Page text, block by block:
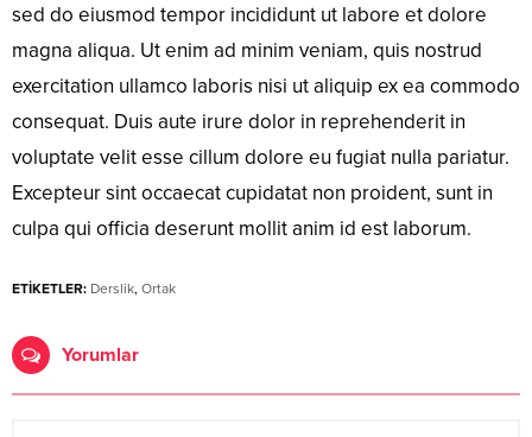
sed do eiusmod tempor incididunt ut labore et dolore
magna aliqua. Ut enim ad minim veniam, quis nostrud
exercitation ullamco laboris nisi ut aliquip ex ea commodo
consequat. Duis aute irure dolor in reprehenderit in
voluptate velit esse cillum dolore eu fugiat nulla pariatur.
Excepteur sint occaecat cupidatat non proident, sunt in
culpa qui officia deserunt mollit anim id est laborum.
ETİKETLER: Derslik, Ortak
Yorumlar